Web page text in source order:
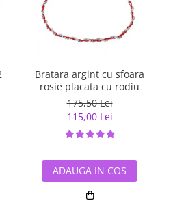
Bratara argint cu sfoara
rosie placata cu rodiu
175,50 Lei
115,00 Lei
ADAUGA IN COS